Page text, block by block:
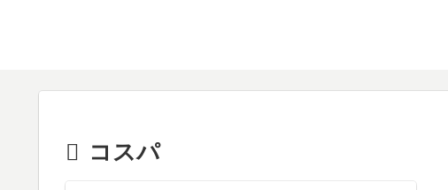
コスパ